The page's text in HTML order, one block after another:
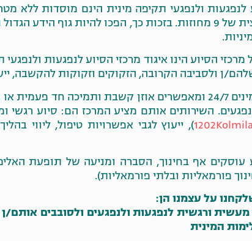
בפריסה ארצית של 9 מחוזות. בזכות כך, הפכו להיות
מרכזי הסיוע הינו איגוד מרכזי הסיוע לנפגעות
ן ולסביבה הקרובה, הזקוקים וזקוקות להקשבה,
קוי הסיוע זמינים 24/7 ומאפשרים אוזן קשבת
השירותים אותם מציע המרכז הם: סיוע רגשי
), ייעוץ לגבי אפשרויות טיפול, ליווי
עוסקים אף בחינוך, הסברה ומניעה של תופעת
פורמאליות ובלתי פורמאליות).
על עצמנו הן:
ורגשית לנפגעות ולנפגעים ולסובבים אותם/
המינית